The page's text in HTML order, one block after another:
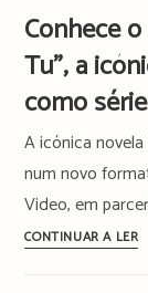
o
TVI
Conhece
Tu”, a
como série
A icónica
num novo
Video, em
CONTINUAR A LER